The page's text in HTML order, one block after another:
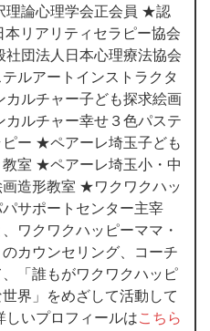
理論心理学会正会員 ★認
本リアリティセラピー協会
団法人日本心理療法協会
ルアートインストラクタ
ルチャー子ども探求絵画
ルチャー幸せ３色パステ
ピー ★ペアーレ埼玉子ども
室 ★ペアーレ埼玉小・中
造形教室 ★ワクワクハッ
パサポートセンター主宰
、ワクワクハッピーママ・
カウンセリング、コーチ
「誰もがワクワクハッピ
界」をめざして活動して
しいプロフィールはこちら